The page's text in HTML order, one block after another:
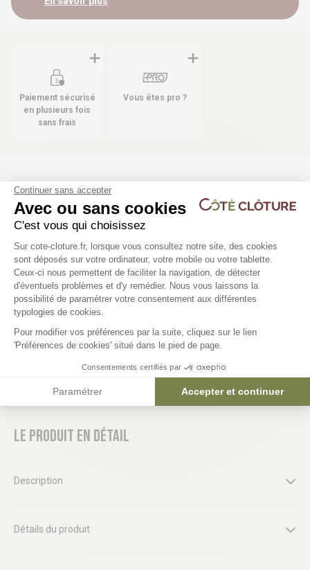
Paiement sécurisé
en plusieurs fois
sans frais
Vous êtes pro ?
Les produits compatibles
Plaque droite de soubassement
béton pour Clôture Composite
23,90 €
16 déclinaisons
Poteau aluminium
98,78 €
Le produit en détail
Description
Détails du produit
Continuer sans accepter
Avec ou sans cookies
C'est vous qui choisissez
Plateforme de Gestion du
Sur cote-cloture.fr, lorsque vous consultez notre site, des cookies
sont déposés sur votre ordinateur, votre mobile ou votre tablette.
Ceux-ci nous permettent de faciliter la navigation, de détecter
d'éventuels problèmes et d'y remédier. Nous vous laissons la
possibilité de paramétrer votre consentement aux différentes
typologies de cookies.
Pour modifier vos préférences par la suite, cliquez sur le lien
'Préférences de cookies' situé dans le pied de page.
Consentements certifiés par
Paramétrer Accepter et continuer
Axeptio consent